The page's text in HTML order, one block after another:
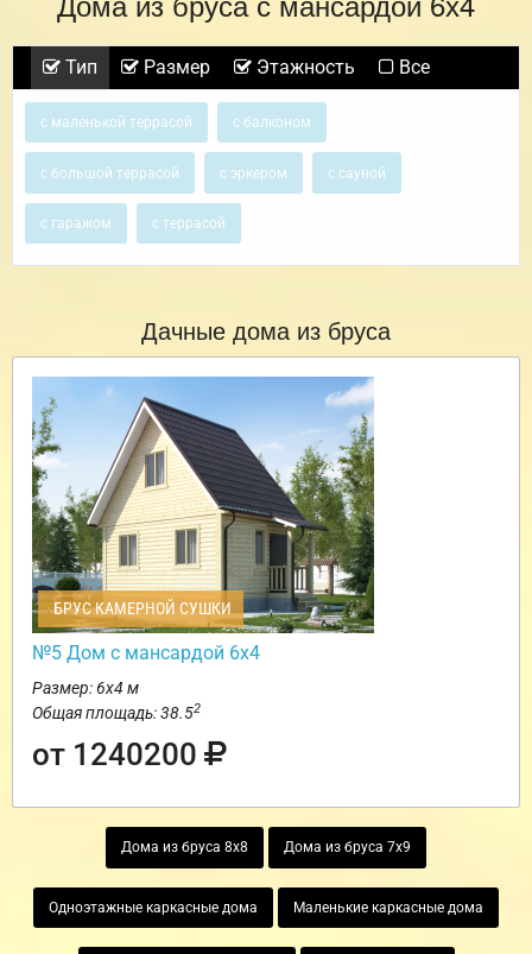
Тип Размер Этажность Все
с маленькой террасой с балконом
с большой террасой с эркером с сауной
с гаражом с террасой
Дачные дома из бруса
БРУС КАМЕРНОЙ СУШКИ
№5 Дом с мансардой 6х4
Размер: 6х4 м
Общая площадь: 38.52
от 1240200
Дома из бруса 8х8 Дома из бруса 7х9
Одноэтажные каркасные дома Маленькие каркасные дома